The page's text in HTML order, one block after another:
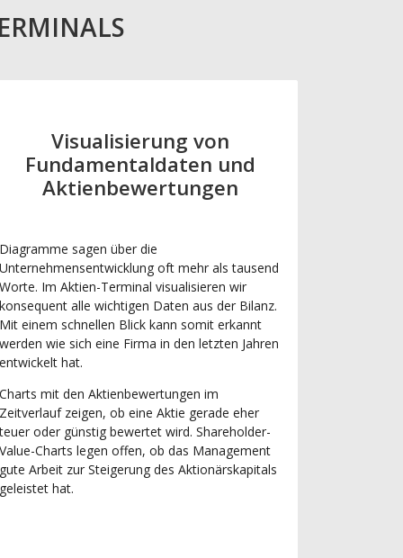
Visualisierung von
Fundamentaldaten und
Aktienbewertungen
Diagramme sagen über die
Unternehmensentwicklung oft mehr als tausend
Worte. Im Aktien-Terminal visualisieren wir
konsequent alle wichtigen Daten aus der Bilanz.
Mit einem schnellen Blick kann somit erkannt
werden wie sich eine Firma in den letzten Jahren
entwickelt hat.
Charts mit den Aktienbewertungen im
Zeitverlauf zeigen, ob eine Aktie gerade eher
oder günstig bewertet wird. Shareholder-
Value-Charts legen offen, ob das Management
gute Arbeit zur Steigerung des Aktionärskapitals
geleistet hat.